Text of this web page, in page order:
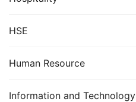
HSE
Human Resource
Information and Technology